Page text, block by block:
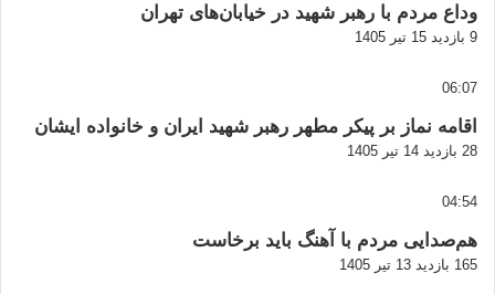
وداع مردم با رهبر شهید در خیابان‌های تهران
9 بازدید 15 تیر 1405
06:07
اقامه نماز بر پیکر مطهر رهبر شهید ایران و خانواده ایشان
28 بازدید 14 تیر 1405
04:54
هم‌صدایی مردم با آهنگ باید برخاست
165 بازدید 13 تیر 1405